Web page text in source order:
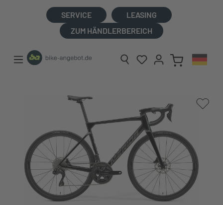
SERVICE
LEASING
ZUM HÄNDLERBEREICH
Bildergalerie überspringen